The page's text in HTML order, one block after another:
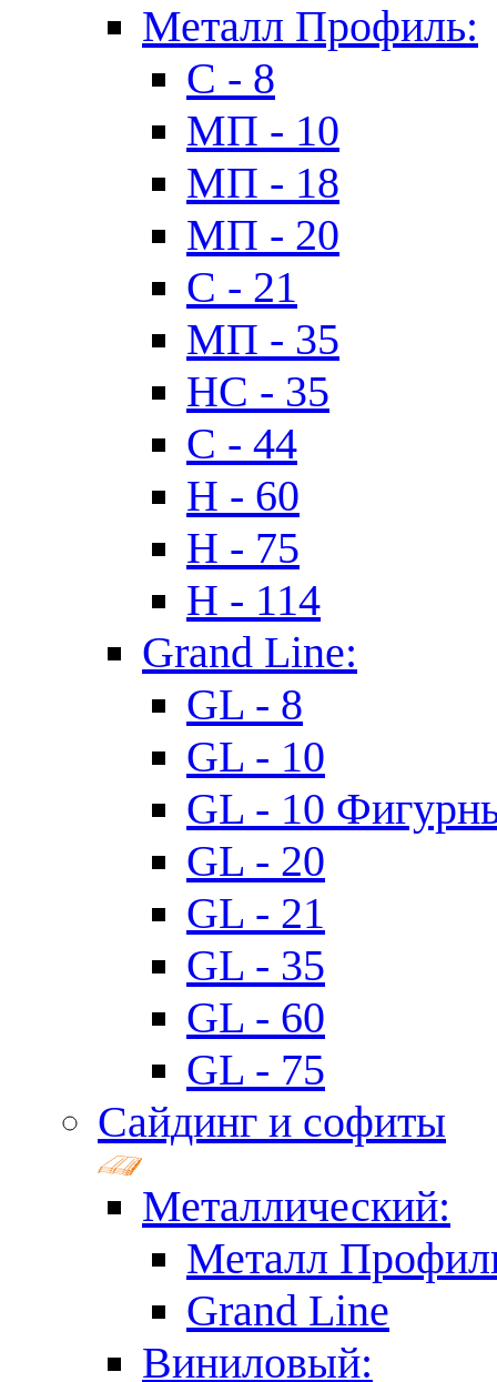
Металл Профиль:
C - 8
МП - 10
МП - 18
МП - 20
C - 21
МП - 35
HC - 35
C - 44
H - 60
H - 75
H - 114
Grand Line:
GL - 8
GL - 10
GL - 10
GL - 20
GL - 21
GL - 35
GL - 60
GL - 75
Сайдинг и софиты
Металлический:
Металл
Grand Line
Виниловый: